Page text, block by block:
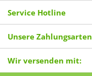
Service Hotline
Unsere Zahlungsarten
Wir versenden mit: